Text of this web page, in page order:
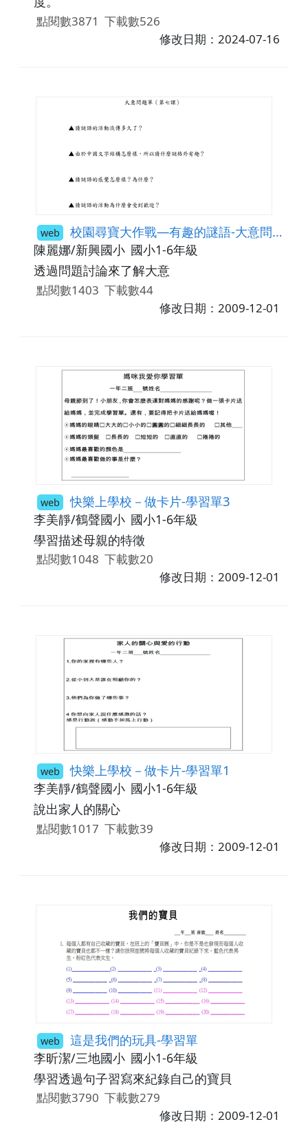
點閱數3871 下載數526
修改日期：2024-07-16
web 校園尋寶大作戰—有趣的謎語-大意問題單
陳麗娜/新興國小 國小1-6年級
透過問題討論來了解大意
點閱數1403 下載數44
修改日期：2009-12-01
web 快樂上學校－做卡片-學習單3
李美靜/鶴聲國小 國小1-6年級
學習描述母親的特徵
點閱數1048 下載數20
修改日期：2009-12-01
web 快樂上學校－做卡片-學習單1
李美靜/鶴聲國小 國小1-6年級
說出家人的關心
點閱數1017 下載數39
修改日期：2009-12-01
web 這是我們的玩具-學習單
李昕潔/三地國小 國小1-6年級
學習透過句子習寫來紀錄自己的寶貝
點閱數3790 下載數279
修改日期：2009-12-01